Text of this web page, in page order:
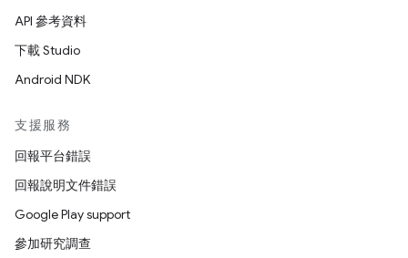
API 參考資料
下載 Studio
Android NDK
支援服務
回報平台錯誤
回報說明文件錯誤
Google Play support
參加研究調查